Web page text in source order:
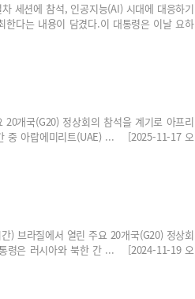
세션에 참석, 인공지능(AI) 시대에 대응하기
다는 내용이 담겼다.이 대통령은 이날 요하
개국(G20) 정상회의 참석을 계기로 아프리
중 아랍에미리트(UAE) ... [2025-11-17 오
) 브라질에서 열린 주요 20개국(G20) 정상회
통령은 러시아와 북한 간 ... [2024-11-19 오